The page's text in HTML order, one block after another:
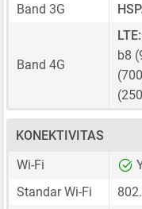
Band 3G
Band 4G
LTE:
b8
KONEKTIVITAS
Wi-Fi
Standar Wi-Fi